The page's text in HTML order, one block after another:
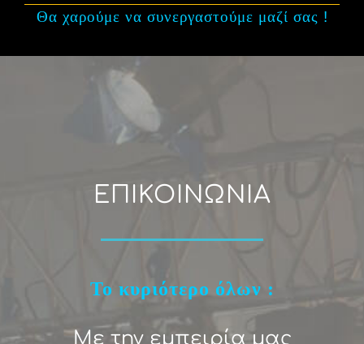
Θα χαρούμε να συνεργαστούμε μαζί σας !
ΕΠΙΚΟΙΝΩΝΙΑ
Το κυριότερο όλων :
Με την εμπειρία μας